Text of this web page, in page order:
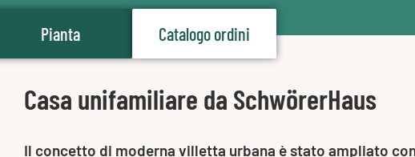
Pianta Catalogo ordini
Casa unifamiliare da SchwörerHaus
Il concetto di moderna villetta urbana è stato ampliato